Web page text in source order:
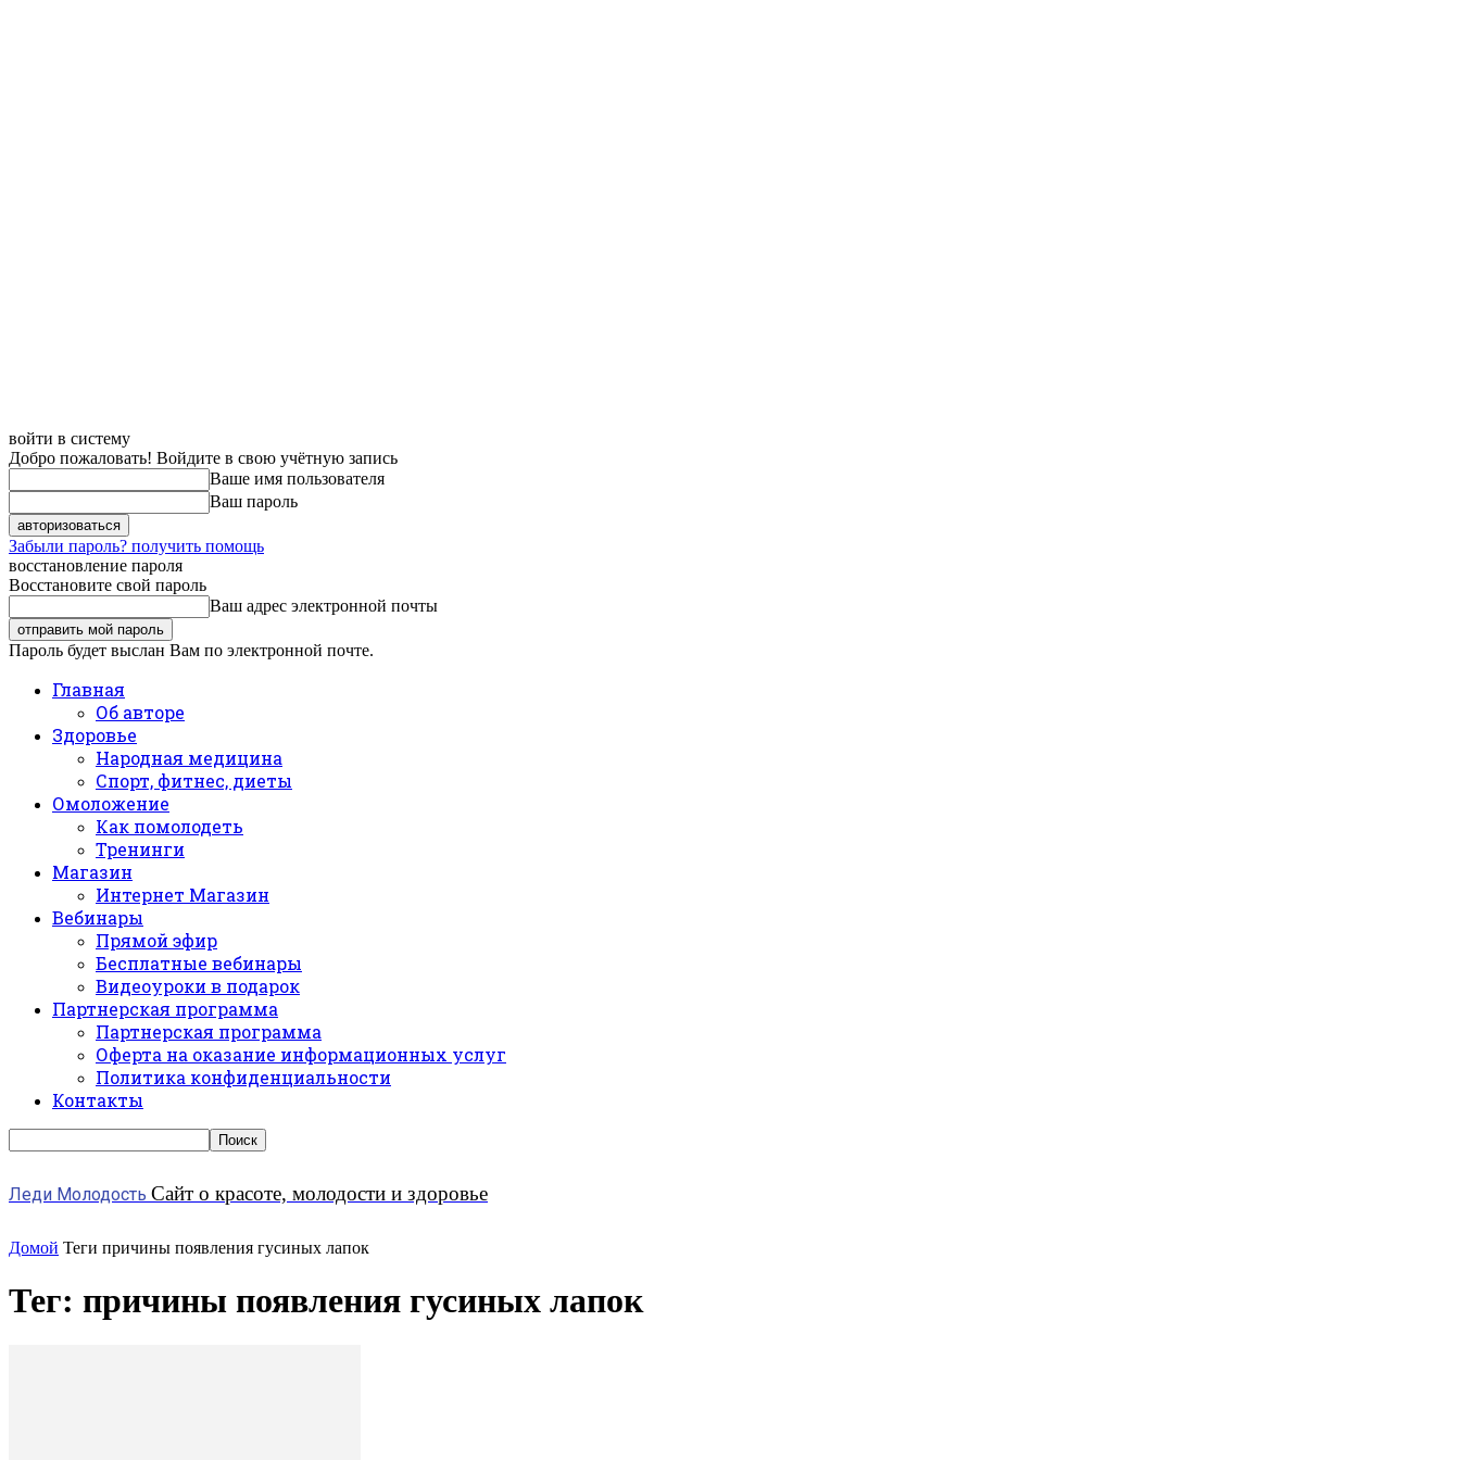
войти в систему
Добро пожаловать! Войдите в свою учётную запись
Ваше имя пользователя
Ваш пароль
Забыли пароль? получить помощь
восстановление пароля
Восстановите свой пароль
Ваш адрес электронной почты
Пароль будет выслан Вам по электронной почте.
Главная
Об авторе
Здоровье
Народная медицина
Спорт, фитнес, диеты
Омоложение
Как помолодеть
Тренинги
Магазин
Интернет Магазин
Вебинары
Прямой эфир
Бесплатные вебинары
Видеоуроки в подарок
Партнерская программа
Партнерская программа
Оферта на оказание информационных услуг
Политика конфиденциальности
Контакты
Леди Молодость Сайт о красоте, молодости и здоровье
Домой Теги причины появления гусиных лапок
Тег: причины появления гусиных лапок